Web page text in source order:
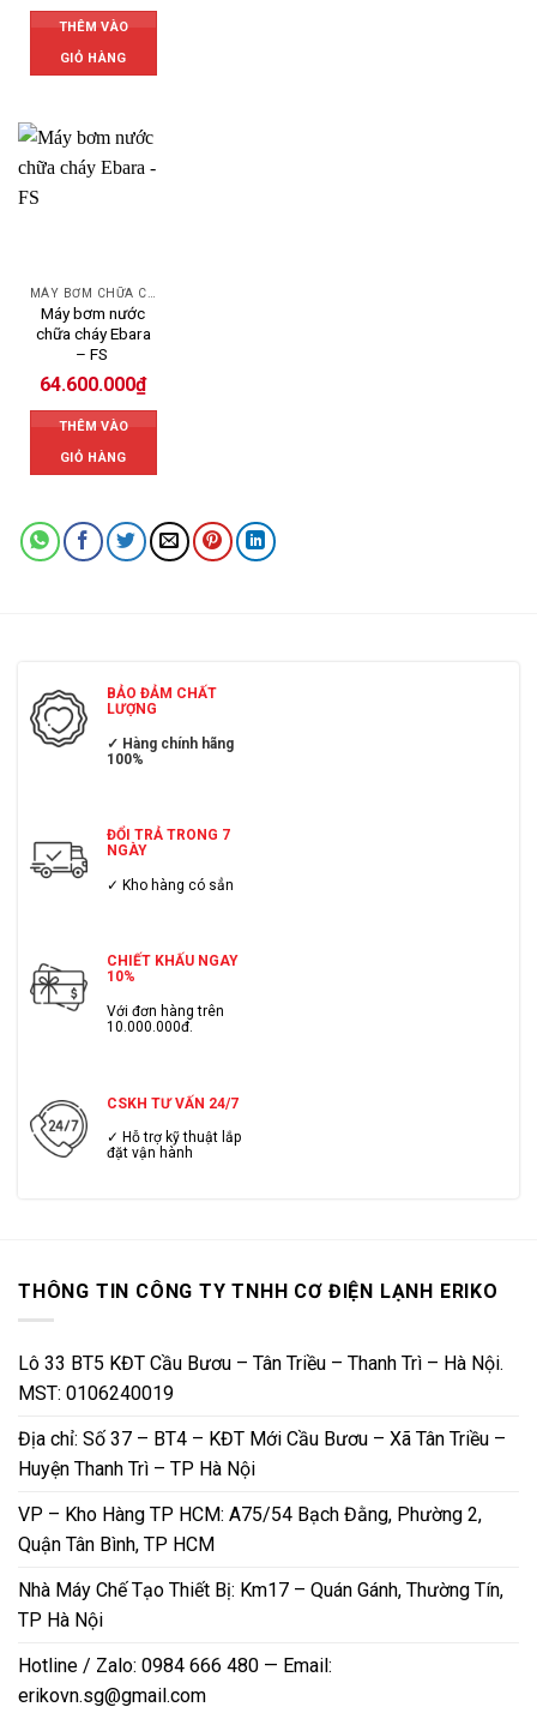
THÊM VÀO
GIỎ HÀNG
Máy bơm nước
chữa cháy Ebara
– FS
64.600.000₫
THÊM VÀO
GIỎ HÀNG
BẢO ĐẢM CHẤT
LƯỢNG
✓ Hàng chính hãng
100%
ĐỔI TRẢ TRONG 7
NGÀY
✓ Kho hàng có sẳn
CHIẾT KHẤU NGAY
10%
Với đơn hàng trên
10.000.000đ.
CSKH TƯ VẤN 24/7
✓ Hỗ trợ kỹ thuật lắp
đặt vận hành
THÔNG TIN CÔNG TY TNHH CƠ ĐIỆN LẠNH ERIKO
Lô 33 BT5 KĐT Cầu Bươu – Tân Triều – Thanh Trì – Hà Nội.
MST: 0106240019
Địa chỉ: Số 37 – BT4 – KĐT Mới Cầu Bươu – Xã Tân Triều –
Huyện Thanh Trì – TP Hà Nội
VP – Kho Hàng TP HCM: A75/54 Bạch Đằng, Phường 2,
Quận Tân Bình, TP HCM
Nhà Máy Chế Tạo Thiết Bị: Km17 – Quán Gánh, Thường Tín,
TP Hà Nội
Hotline / Zalo: 0984 666 480 — Email:
erikovn.sg@gmail.com